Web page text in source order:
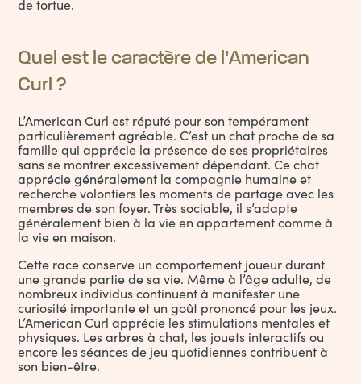
de tortue.
Quel est le caractère de l’American
Curl ?
L’American Curl est réputé pour son tempérament
particulièrement agréable. C’est un chat proche de sa
famille qui apprécie la présence de ses propriétaires
sans se montrer excessivement dépendant. Ce chat
apprécie généralement la compagnie humaine et
recherche volontiers les moments de partage avec les
membres de son foyer. Très sociable, il s’adapte
généralement bien à la vie en appartement comme à
la vie en maison.
Cette race conserve uncomportement joueur durant
une grande partie de sa vie. Même à l’âge adulte, de
nombreux individus continuent à manifester une
curiosité importante et un goût prononcé pour les jeux.
L’American Curl apprécie les stimulations mentales et
physiques. Les arbres à chat, les jouets interactifs ou
encore les séances de jeu quotidiennes contribuent à
son bien-être.